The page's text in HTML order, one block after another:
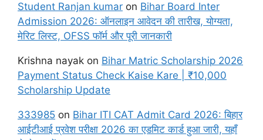
Student Ranjan kumar on Bihar Board Inter
Admission 2026: ऑनलाइन आवेदन की तारीख, योग्यता,
मेरिट लिस्ट, OFSS फॉर्म और पूरी जानकारी
Krishna nayak on Bihar Matric Scholarship 2026
Payment Status Check Kaise Kare | ₹10,000
Scholarship Update
333985 on Bihar ITI CAT Admit Card 2026: बिहार
आईटीआई प्रवेश परीक्षा 2026 का एडमिट कार्ड हुआ जारी, यहाँ